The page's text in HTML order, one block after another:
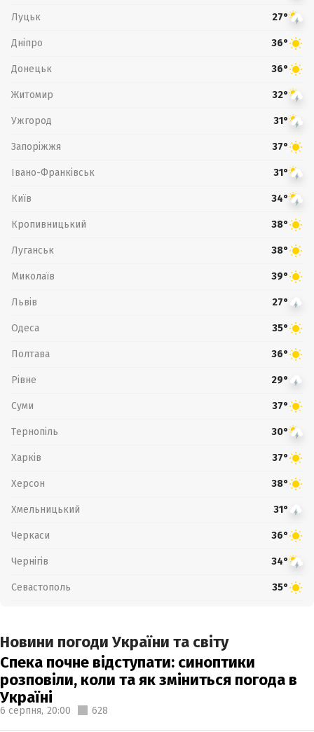
Луцьк 27°
Дніпро 36°
Донецьк 36°
Житомир 32°
Ужгород 31°
Запоріжжя 37°
Івано-Франківськ 31°
Київ 34°
Кропивницький 38°
Луганськ 38°
Миколаїв 39°
Львів 27°
Одеса 35°
Полтава 36°
Рівне 29°
Суми 37°
Тернопіль 30°
Харків 37°
Херсон 38°
Хмельницький 31°
Черкаси 36°
Чернігів 34°
Севастополь 35°
Новини погоди України та світу
Спека почне відступати: синоптики
розповіли, коли та як зміниться погода в
Україні
6 серпня, 20:00 628